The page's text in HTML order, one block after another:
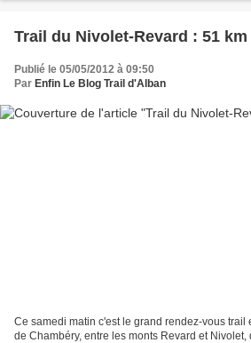
Trail du Nivolet-Revard : 51 km
Publié le 05/05/2012 à 09:50
Par Enfin Le Blog Trail d'Alban
Ce samedi matin c'est le grand rendez-vous trail
de Chambéry, entre les monts Revard et Nivolet,